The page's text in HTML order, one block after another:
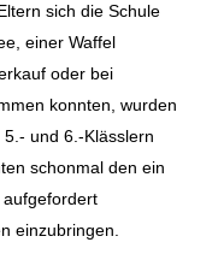
sich die Schule
einer Waffel
oder bei
konnten, wurden
und 6.-Klässlern
schonmal den ein
einzubringen.